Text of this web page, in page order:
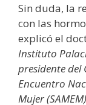
Sin duda, la
con las
explicó el
Instituto
presidente del
Encuentro
Mujer